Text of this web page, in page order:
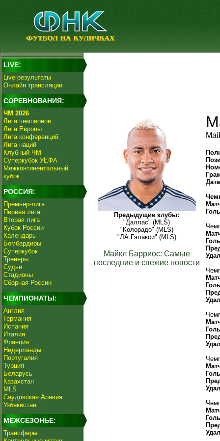
LIVE:
Live-результаты
Онлайн трансляции
СОРЕВНОВАНИЯ:
ЧМ 2026
Лига чемпионов
Лига Европы
Лига конференций
Лига наций
Клубный ЧМ
Суперкубок УЕФА
Межконтинентальный
кубок
РОССИЯ:
Премьер-лига
Первая лига
Вторая лига
Кубок России
Календарь
Бомбардиры
Суперкубок
Тренеры
Судьи
Стадионы
Сборная России
ЧЕМПИОНАТЫ:
Англия
Германия
Испания
Италия
Франция
Нидерланды
Португалия
Турция
Беларусь
Казахстан
MLS
Саудовская Аравия
Узбекистан
МЕЖСЕЗОНЬЕ:
Трансферы
Предыдущие клубы:
"Даллас" (MLS)
"Колорадо" (MLS)
"ЛА Гэлакси" (MLS)
Майкл Барриос: Самые
последние и свежие новости